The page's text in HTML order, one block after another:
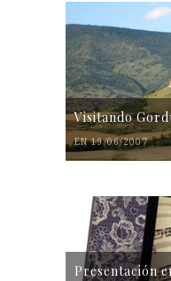
Visitando
EN 19/06/2007
Presentación